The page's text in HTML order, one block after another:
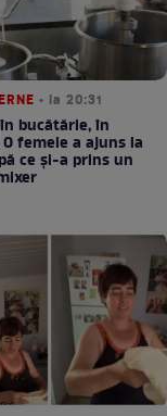
• la 20:31
bucătărie, în
femeie a ajuns la
ce și-a prins un